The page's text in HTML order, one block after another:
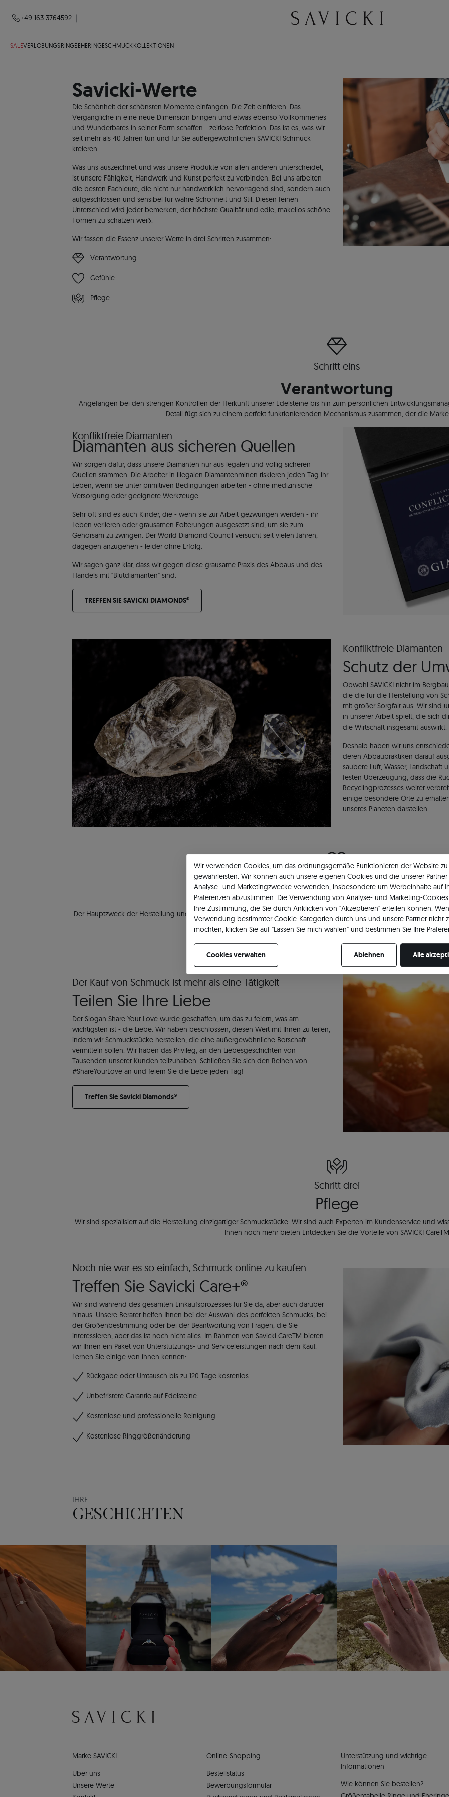
+49 163 3764592
SALEVERLOBUNGSRINGE EHERINGESCHMUCKKOLLEKTIONEN
Savicki-Werte
Die Schönheit der schönsten Momente einfangen. Die Zeit einfrieren. Das
Vergängliche in eine neue Dimension bringen und etwas ebenso Vollkommenes
und Wunderbares in seiner Form schaffen - zeitlose Perfektion. Das ist es, was wir
seit mehr als 40 Jahren tun und für Sie außergewöhnlichen SAVICKI Schmuck
kreieren.
Was uns auszeichnet und was unsere Produkte von allen anderen unterscheidet,
ist unsere Fähigkeit, Handwerk und Kunst perfekt zu verbinden. Bei uns arbeiten
die besten Fachleute, die nicht nur handwerklich hervorragend sind, sondern auch
aufgeschlossen und sensibel für wahre Schönheit und Stil. Diesen feinen
Unterschied wird jeder bemerken, der höchste Qualität und edle, makellos schöne
Formen zu schätzen weiß.
Wir fassen die Essenz unserer Werte in drei Schritten zusammen:
Verantwortung
Gefühle
Pflege
Schritt eins
Verantwortung
Angefangen bei den strengen Kontrollen der Herkunft unserer Edelsteine bis hin zum persönlichen
Detail fügt sich zu einem perfekt funktionierenden Mechanismus zusammen, der die Marke
Konfliktfreie Diamanten
Diamanten aus sicheren Quellen
Wir sorgen dafür, dass unsere Diamanten nur aus legalen und völlig sicheren
Quellen stammen. Die Arbeiter in illegalen Diamantenminen riskieren jeden Tag ihr
Leben, wenn sie unter primitiven Bedingungen arbeiten - ohne medizinische
Versorgung oder geeignete Werkzeuge.
Sehr oft sind es auch Kinder, die - wenn sie zur Arbeit gezwungen werden - ihr
Leben verlieren oder grausamen Folterungen ausgesetzt sind, um sie zum
Gehorsam zu zwingen. Der World Diamond Council versucht seit vielen Jahren,
dagegen anzugehen - leider ohne Erfolg.
Wir sagen ganz klar, dass wir gegen diese grausame Praxis des Abbaus und des
Handels mit "Blutdiamanten" sind.
TREFFEN SIE SAVICKI DIAMONDS®
Konfliktfreie Diamanten
Schutz der
Obwohl SAVICKI nicht im
die die für die Herstellung von
mit großer Sorgfalt aus. Wir sind
in unserer Arbeit spielt, die sich
die Wirtschaft insgesamt auswirkt.
Deshalb haben wir uns
deren Abbaupraktiken darauf
saubere Luft, Wasser,
festen Überzeugung, dass die
Recyclingprozesses weiter
einige besondere Orte zu
unseres Planeten darstellen.
Zweiter Schritt
Gefühle
Der Hauptzweck der Herstellung und des Tragens von Verlobungs- oder Hochzeitsschmuck besteht darin, flüchtige
Andenken zu machen. Ihre Liebe ist die Inspiration für unsere Arbeit.
Der Kauf von Schmuck ist mehr als eine Tätigkeit
Teilen Sie Ihre Liebe
Der Slogan Share Your Love wurde geschaffen, um das zu feiern, was am
wichtigsten ist - die Liebe. Wir haben beschlossen, diesen Wert mit Ihnen zu teilen,
indem wir Schmuckstücke herstellen, die eine außergewöhnliche Botschaft
vermitteln sollen. Wir haben das Privileg, an den Liebesgeschichten von
Tausenden unserer Kunden teilzuhaben. Schließen Sie sich den Reihen von
#ShareYourLove an und feiern Sie die Liebe jeden Tag!
Treffen Sie Savicki Diamonds®
Schritt drei
Pflege
Wir sind spezialisiert auf die Herstellung einzigartiger Schmuckstücke. Wir sind auch Experten im Kundenservice und
Ihnen noch mehr bieten Entdecken Sie die Vorteile von SAVICKI CareTM
Noch nie war es so einfach, Schmuck online zu kaufen
Treffen Sie Savicki Care+®
Wir sind während des gesamten Einkaufsprozesses für Sie da, aber auch darüber
hinaus. Unsere Berater helfen Ihnen bei der Auswahl des perfekten Schmucks, bei
der Größenbestimmung oder bei der Beantwortung von Fragen, die Sie
interessieren, aber das ist noch nicht alles. Im Rahmen von Savicki CareTM bieten
wir Ihnen ein Paket von Unterstützungs- und Serviceleistungen nach dem Kauf.
Lernen Sie einige von ihnen kennen:
Rückgabe oder Umtausch bis zu 120 Tage kostenlos
Unbefristete Garantie auf Edelsteine
Kostenlose und professionelle Reinigung
Kostenlose Ringgrößenänderung
IHRE
GESCHICHTEN
Marke SAVICKI
Über uns
Unsere Werte
Online-Shopping
Bestellstatus
Bewerbungsformular
Unterstützung und wichtige
Informationen
Wie können Sie bestellen?
Wir verwenden Cookies, um das ordnungsgemäße Funktionieren der Website zu
gewährleisten. Wir können auch unsere eigenen Cookies und die unserer Partner
Analyse- und Marketingzwecke verwenden, insbesondere um Werbeinhalte auf
Präferenzen abzustimmen. Die Verwendung von Analyse- und Marketing-
Ihre Zustimmung, die Sie durch Anklicken von "Akzeptieren" erteilen können.
Verwendung bestimmter Cookie-Kategorien durch uns und unsere Partner nicht
möchten, klicken Sie auf "Lassen Sie mich wählen" und bestimmen Sie Ihre
Cookies verwalten
Ablehnen Alle